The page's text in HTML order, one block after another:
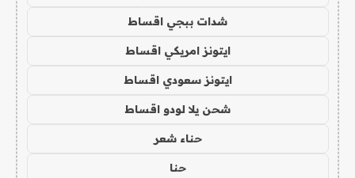
شدات ببجي اقساط
ايتونز امريكي اقساط
ايتونز سعودي اقساط
شحن يلا لودو اقساط
حناء شعر
حنا